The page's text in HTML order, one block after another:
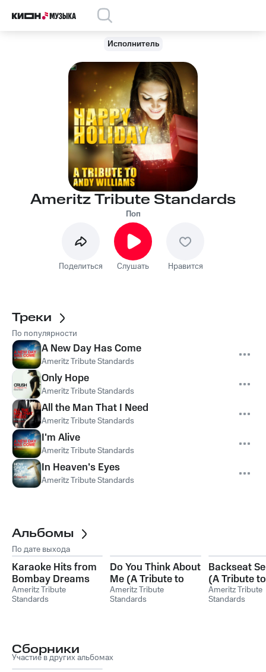
Исполнитель
Ameritz Tribute Standards
Поп
Поделиться Слушать Нравится
Треки
По популярности
A New Day Has Come
Ameritz Tribute Standards
Only Hope
Ameritz Tribute Standards
All the Man That I Need
Ameritz Tribute Standards
I'm Alive
Ameritz Tribute Standards
In Heaven's Eyes
Ameritz Tribute Standards
Альбомы
По дате выхода
Karaoke Hits from
Bombay Dreams
Ameritz Tribute
Standards
Do You Think About
Me (A Tribute to
Carrie Underwood)
Ameritz Tribute
Standards
Backseat
(A Tribute
Time Low)
Ameritz Tribute
Standards
Сборники
Участие в других альбомах